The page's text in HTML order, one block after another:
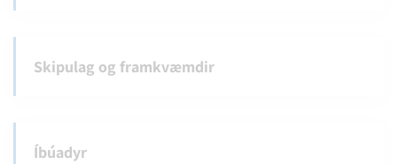
Skipulag og framkvæmdir
Íbúadyr